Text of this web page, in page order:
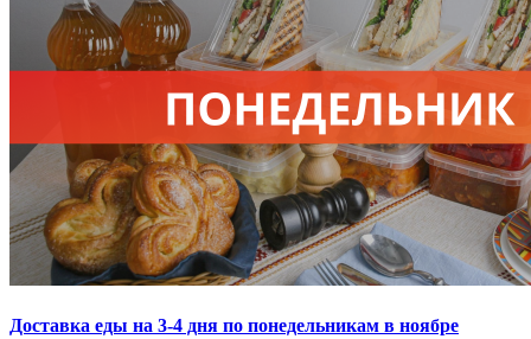
Доставка еды на 3-4 дня по понедельникам в ноябре